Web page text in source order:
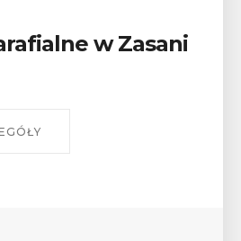
zdobyć
myślenickich
o godz. 17 w Miejskiej